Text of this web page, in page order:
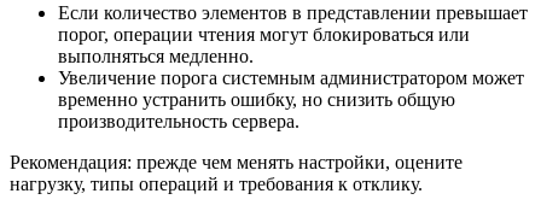
Если количество элементов в представлении превышает
порог, операции чтения могут блокироваться или
выполняться медленно.
Увеличение порога системным администратором может
временно устранить ошибку, но снизить общую
производительность сервера.
Рекомендация: прежде чем менять настройки, оцените
нагрузку, типы операций и требования к отклику.